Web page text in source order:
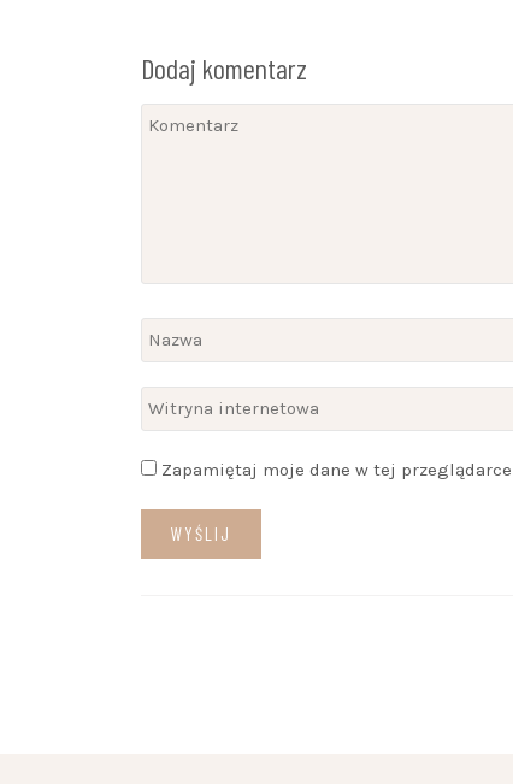
Dodaj komentarz
Zapamiętaj moje dane w tej